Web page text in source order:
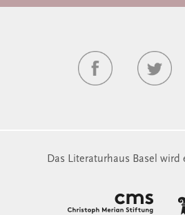
Das Literaturhaus Basel